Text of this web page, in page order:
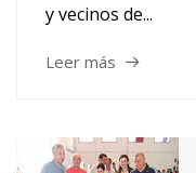
y vecinos de...
Leer más